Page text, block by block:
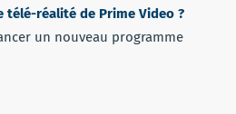
télé-réalité de Prime Video ?
un nouveau programme